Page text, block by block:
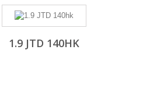
1.9 JTD 140HK